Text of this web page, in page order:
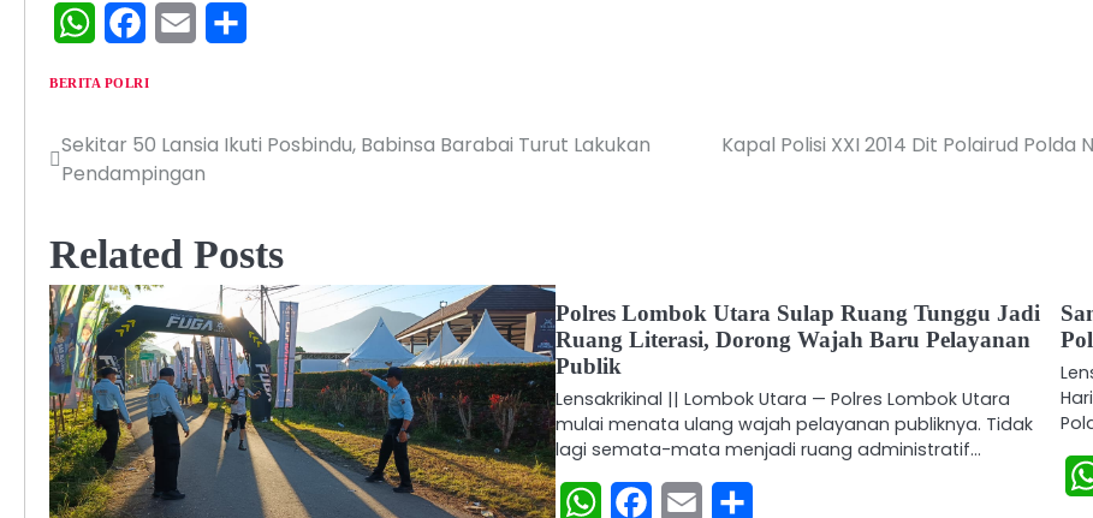
WhatsAppFacebook
Email
BERITA POLRI
Navigasi
Sekitar 50 Lansia Ikuti Posbindu, Babinsa Barabai Turut Lakukan
Pendampingan
Kapal Polisi XXI 2014 Dit Polairud
Related Posts
Polres Lombok Utara Sulap Ruang Tunggu Jadi
Ruang Literasi, Dorong Wajah Baru Pelayanan
Publik
Lensakrikinal || Lombok Utara — Polres Lombok Utara
mulai menata ulang wajah pelayanan publiknya. Tidak
lagi semata-mata menjadi ruang administratif…
WhatsAppFacebook
Email